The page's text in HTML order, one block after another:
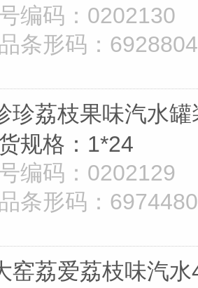
编码：0202130
条形码：
珍荔枝果味汽水
规格：1*24
编码：0202129
条形码：
窑荔爱荔枝味汽